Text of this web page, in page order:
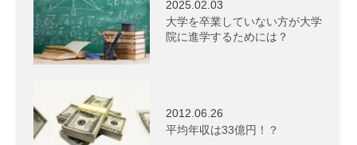
2025.02.03
大学を卒業していない方が大学
院に進学するためには？
2012.06.26
平均年収は33億円！？